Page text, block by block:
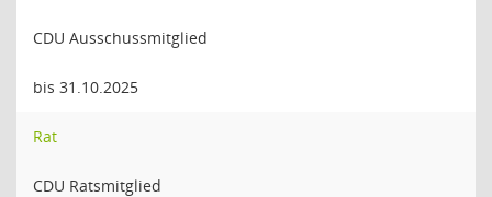
CDU Ausschussmitglied
bis 31.10.2025
Rat
CDU Ratsmitglied